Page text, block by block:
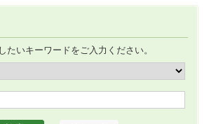
たいキーワードをご入力ください。